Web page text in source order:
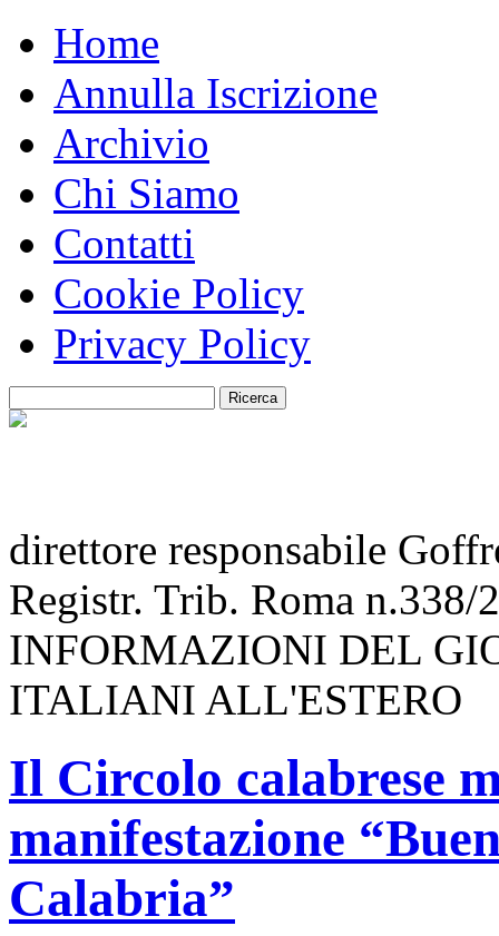
Home
Annulla Iscrizione
Archivio
Chi Siamo
Contatti
Cookie Policy
Privacy Policy
direttore responsabile
Registr. Trib. Roma n.338/
INFORMAZIONI DEL
ITALIANI ALL'ESTERO
Il Circolo calabrese
manifestazione
Calabria”